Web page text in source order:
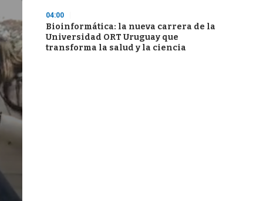
04:00
Bioinformática: la nueva carrera de la
Universidad ORT Uruguay que
transforma la salud y la ciencia